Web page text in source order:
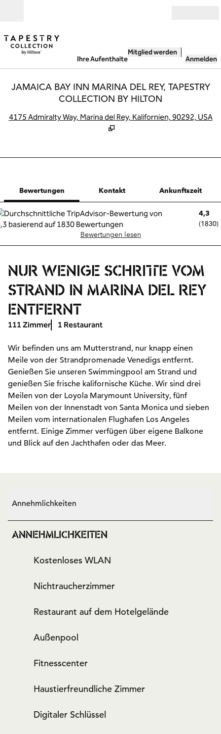
Ihre Aufenthalte
Mitglied werden
Anmelden
JAMAICA BAY INN MARINA DEL REY, TAPESTRY
COLLECTION BY HILTON
4175 Admiralty Way, Marina del Rey, Kalifornien, 90292, USA
Bewertungen Kontakt Ankunftszeit
4,3
(1830)
Bewertungen lesen
NUR WENIGE SCHRITTE VOM
STRAND IN MARINA DEL REY
ENTFERNT
111 Zimmer 1 Restaurant
Wir befinden uns am Mutterstrand, nur knapp einen
Meile von der Strandpromenade Venedigs entfernt.
Genießen Sie unseren Swimmingpool am Strand und
genießen Sie frische kalifornische Küche. Wir sind drei
Meilen von der Loyola Marymount University, fünf
Meilen von der Innenstadt von Santa Monica und sieben
Meilen vom internationalen Flughafen Los Angeles
entfernt. Einige Zimmer verfügen über eigene Balkone
und Blick auf den Jachthafen oder das Meer.
Annehmlichkeiten
ANNEHMLICHKEITEN
Kostenloses WLAN
Nichtraucher­zimmer
Restaurant auf dem Hotelgelände
Außenpool
Fitnesscenter
Haustier­freundliche Zimmer
Digitaler Schlüssel